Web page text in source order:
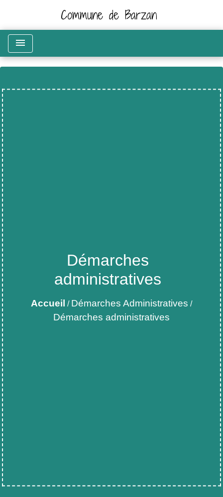
Commune de Barzan
menu
Démarches
administratives
Accueil / Démarches Administratives /
Démarches administratives